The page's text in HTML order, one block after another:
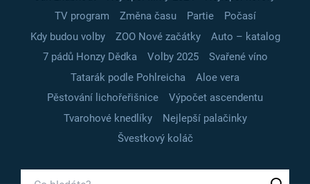
TV program
Změna času Partie
Počasí
Kdy budou volby
ZOO Nové začátky
Auto – katalog
7 pádů Honzy Dědka
Volby 2025
Svařené víno
Tatarák podle Pohlreicha
Aloe vera
Pěstování lichořeřišnice
Výpočet ascendentu
Tvarohové knedlíky
Nejlepší palačinky
Švestkový koláč